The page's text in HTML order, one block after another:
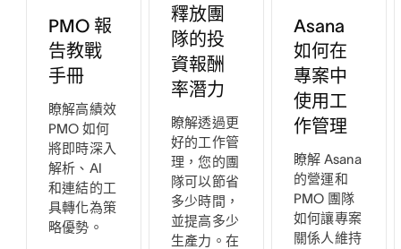
PMO 報
告教戰
手冊
瞭解高績效
PMO 如何
將即時深入
解析、AI
和連結的工
具轉化為策
略優勢。
釋放團
隊的投
資報酬
率潛力
瞭解透過更
好的工作管
理，您的團
隊可以節省
多少時間，
並提高多少
生產力。在
Asana
如何在
專案中
使用工
作管理
瞭解 Asana
的營運和
PMO 團隊
如何讓專案
關係人維持